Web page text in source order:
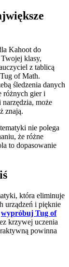
Kahoot do
klasy,
z tablicą
of Math.
śledzenia danych
różnych gier i
może
znają.
nie polega
że różne
to dopasowanie
która eliminuje
urządzeń i pięknie
wypróbuj Tug of
krzywej uczenia
powinna